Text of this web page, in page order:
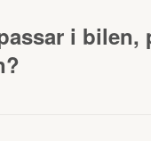
i bilen,